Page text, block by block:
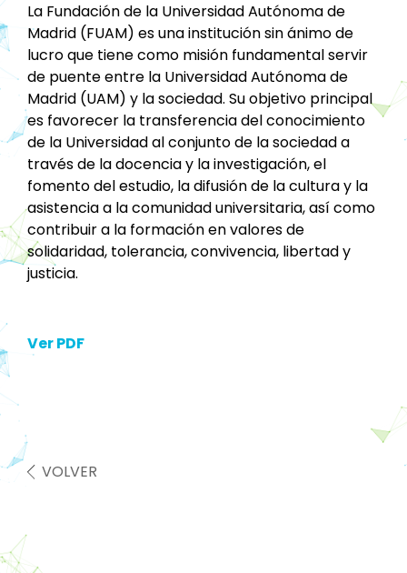
La Fundación de la Universidad Autónoma de
Madrid (FUAM) es una institución sin ánimo de
lucro que tiene como misión fundamental servir
de puente entre la Universidad Autónoma de
Madrid (UAM) y la sociedad. Su objetivo principal
es favorecer la transferencia del conocimiento
de la Universidad al conjunto de la sociedad a
través de la docencia y la investigación, el
fomento del estudio, la difusión de la cultura y la
asistencia a la comunidad universitaria, así como
contribuir a la formación en valores de
solidaridad, tolerancia, convivencia, libertad y
justicia.
Ver PDF
VOLVER